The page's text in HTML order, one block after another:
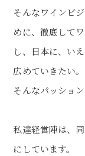
そんなワインビ
めに、徹底して
し、日本に、い
広めていきたい。
そんなパッショ
私達経営陣は、
にしています。